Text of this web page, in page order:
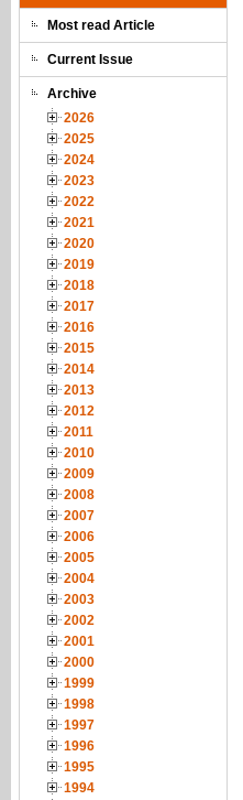
Most read Article
Current Issue
Archive
2026
2025
2024
2023
2022
2021
2020
2019
2018
2017
2016
2015
2014
2013
2012
2011
2010
2009
2008
2007
2006
2005
2004
2003
2002
2001
2000
1999
1998
1997
1996
1995
1994